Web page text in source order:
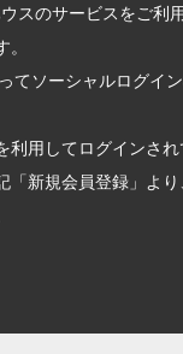
スのサービスをご利
てソーシャルログイ
利用してログインさ
「新規会員登録」よ